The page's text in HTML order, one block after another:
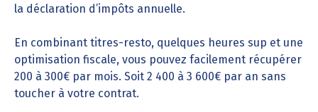
la déclaration d’impôts annuelle.
En combinant titres-resto, quelques heures sup et une
optimisation fiscale, vous pouvez facilement récupérer
200 à 300€ par mois. Soit 2 400 à 3 600€ par an sans
toucher à votre contrat.